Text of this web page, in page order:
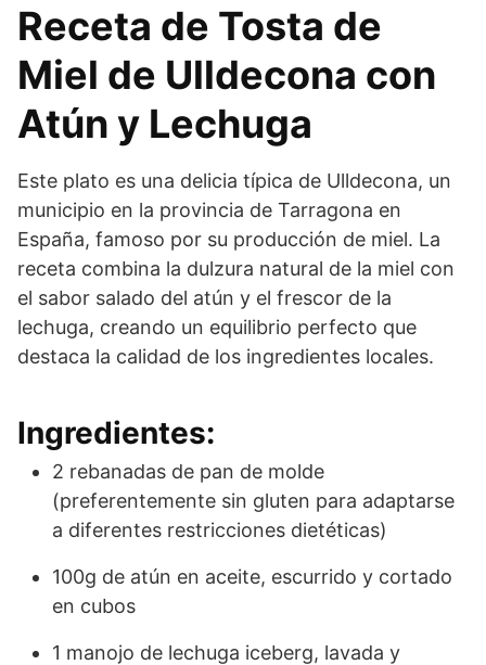
Receta de Tosta de
Miel de Ulldecona con
Atún y Lechuga
Este plato es una delicia típica de Ulldecona, un
municipio en la provincia de Tarragona en
España, famoso por su producción de miel. La
receta combina la dulzura natural de la miel con
el sabor salado del atún y el frescor de la
lechuga, creando un equilibrio perfecto que
destaca la calidad de los ingredientes locales.
Ingredientes:
2 rebanadas de pan de molde
(preferentemente sin gluten para adaptarse
a diferentes restricciones dietéticas)
100g de atún en aceite, escurrido y cortado
en cubos
1 manojo de lechuga iceberg, lavada y